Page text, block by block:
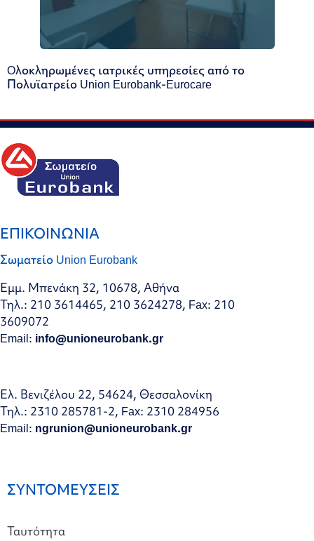
Oλοκληρωμένες ιατρικές υπηρεσίες από το
Πολυϊατρείο Union Eurobank-Eurocare
ΕΠΙΚΟΙΝΩΝΙΑ
Σωματείο Union Eurobank
Εμμ. Μπενάκη 32, 10678, Αθήνα
Τηλ.: 210 3614465, 210 3624278, Fax: 210
3609072
Email: info@unioneurobank.gr
Ελ. Βενιζέλου 22, 54624, Θεσσαλονίκη
Τηλ.: 2310 285781-2, Fax: 2310 284956
Email: ngrunion@unioneurobank.gr
ΣΥΝΤΟΜΕΥΣΕΙΣ
Ταυτότητα